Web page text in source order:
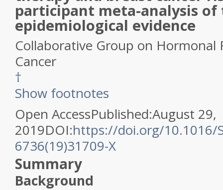
participant meta-analysis
epidemiological evidence
Collaborative Group on Hormonal
Cancer
†
Show footnotes
Open AccessPublished:August 29,
2019DOI:https://doi.org/10.1016/
6736(19)31709-X
Summary
Background